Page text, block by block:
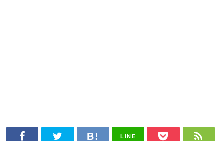
LINE